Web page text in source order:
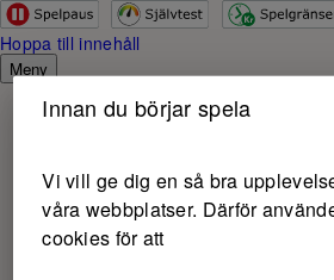
Hoppa till innehåll
Meny
Innan du börjar spela
Vi vill ge dig en så bra
våra webbplatser. Därför
cookies för att